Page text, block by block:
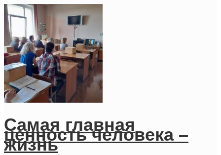
Самая главная
ценность человека –
жизнь